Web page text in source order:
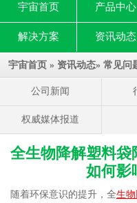
宇宙首页 产品中心
解决方案 资讯动态
宇宙首页 » 资讯动态» 常见问
公司新闻
权威媒体报道
全生物降解塑料
如何影
随着环保意识的提升，全生